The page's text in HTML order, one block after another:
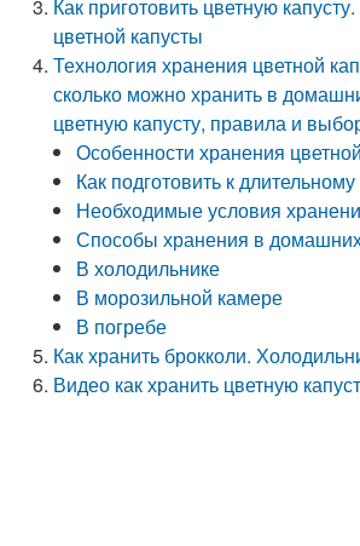
Как приготовить цветную
цветной капусты
Технология хранения цветной
сколько можно хранить в
цветную капусту, правила и
Особенности хранения
Как подготовить к
Необходимые условия
Способы хранения в
В холодильнике
В морозильной камере
В погребе
Как хранить брокколи.
Видео как хранить цветную